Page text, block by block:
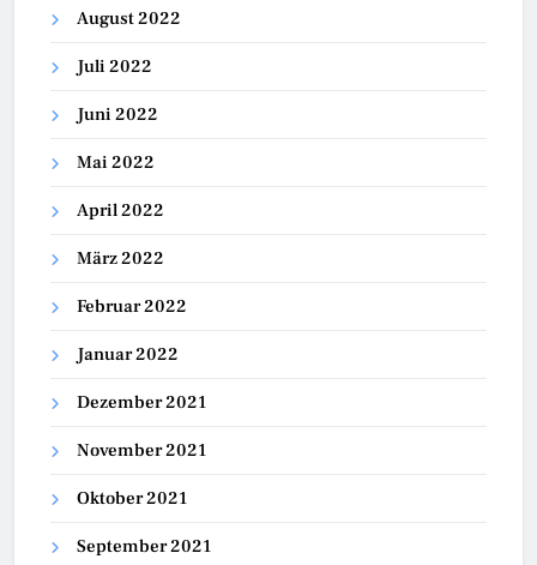
August 2022
Juli 2022
Juni 2022
Mai 2022
April 2022
März 2022
Februar 2022
Januar 2022
Dezember 2021
November 2021
Oktober 2021
September 2021